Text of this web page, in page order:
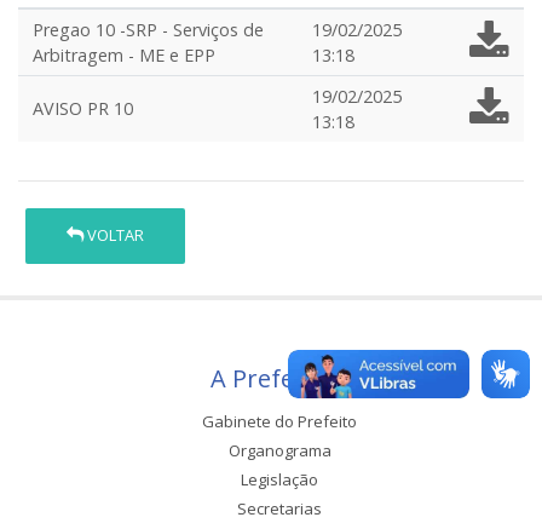
Pregao 10 -SRP - Serviços de
Arbitragem - ME e EPP
19/02/2025
13:18
AVISO PR 10
19/02/2025
13:18
VOLTAR
A Prefeitura
Gabinete do Prefeito
Organograma
Legislação
Secretarias